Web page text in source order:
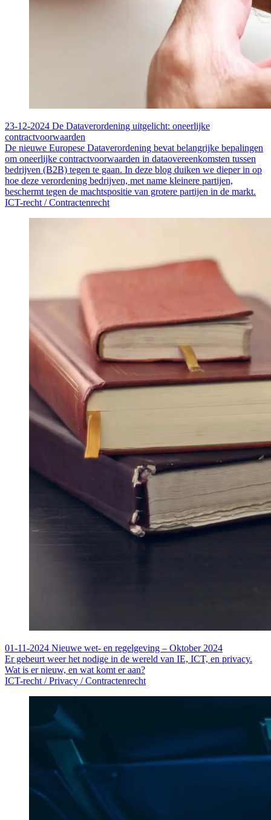
23-12-2024 De Dataverordening uitgelicht: oneerlijke
contractvoorwaarden
De nieuwe Europese Dataverordening bevat belangrijke bepalingen
om oneerlijke contractvoorwaarden in dataovereenkomsten tussen
bedrijven (B2B) tegen te gaan. In deze blog duiken we dieper in op
hoe deze verordening bedrijven, met name kleinere partijen,
beschermt tegen de machtspositie van grotere partijen in de markt.
ICT-recht /Contractenrecht
01-11-2024 Nieuwe wet- en regelgeving – Oktober 2024
Er gebeurt weer het nodige in de wereld van IE, ICT, en privacy.
Wat is er nieuw, en wat komt er aan?
ICT-recht /Privacy /Contractenrecht